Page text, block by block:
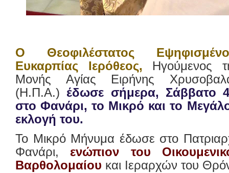
O Θεοφιλέστατος
Ευκαρπίας Ιερόθεος, Ηγούμενος
Μονής Αγίας Ειρήνης
(Η.Π.Α.) έδωσε σήμερα, Σάββατο
στο Φανάρι, το Μικρό και το
εκλογή του.
Το Μικρό Μήνυμα έδωσε στο
Φανάρι, ενώπιον του
Βαρθολομαίου και Ιεραρχών του